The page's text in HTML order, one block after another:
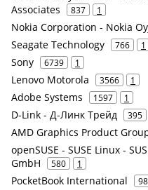
Associates
837 1
Nokia Corporation - Nokia
Seagate Technology 766 1
Sony 6739 1
Lenovo Motorola 3566 1
Adobe Systems 1597 1
D-Link - Д-Линк Трейд 395
AMD Graphics Product
openSUSE - SUSE Linux -
GmbH
580 1
PocketBook International 98